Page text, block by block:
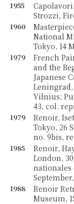
1955
Strozzi,
1960
National
Tokyo, 14
1979
French
and the
Japanese
Vilnius;
43, col.
1979
Renoir,
Tokyo, 26
no. 9bis,
1985
Renoir,
London,
nationales
1988
Renoir
Museum,